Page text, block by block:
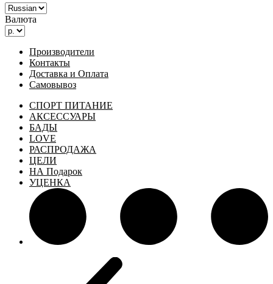
Валюта
Производители
Контакты
Доставка и Оплата
Самовывоз
СПОРТ ПИТАНИЕ
АКСЕССУАРЫ
БАДЫ
LOVE
РАСПРОДАЖА
ЦЕЛИ
НА Подарок
УЦЕНКА